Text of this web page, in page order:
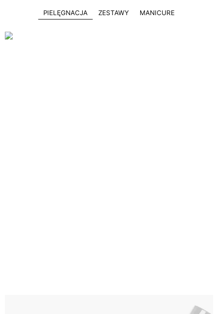
PIELĘGNACJA ZESTAWY MANICURE